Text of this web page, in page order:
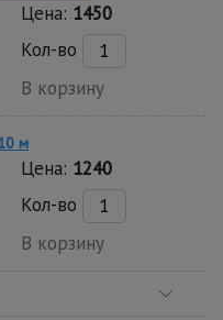
Цена: 1450
Кол-во
В корзину
м
Цена: 1240
Кол-во
В корзину